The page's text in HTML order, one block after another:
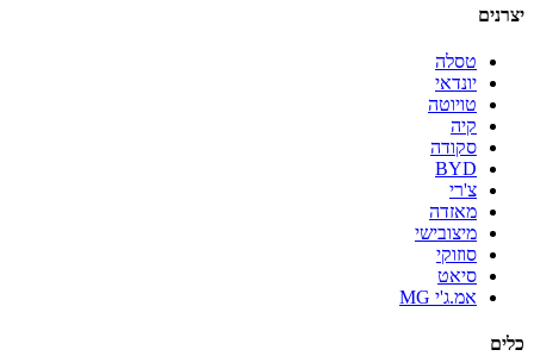
יצרנים
טסלה
יונדאי
טויוטה
קיה
סקודה
BYD
צ'רי
מאזדה
מיצובישי
סוזוקי
סיאט
אמ.ג'י MG
כלים